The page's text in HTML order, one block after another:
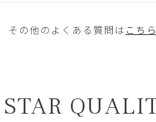
その他のよくある質問は こち
STAR